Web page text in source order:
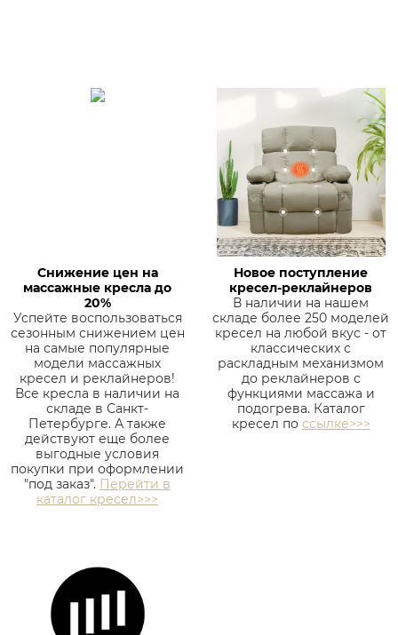
Снижение цен на
массажные кресла до
20%
Успейте воспользоваться
сезонным снижением цен
на самые популярные
модели массажных
кресел и реклайнеров!
Все кресла в наличии на
складе в Санкт-
Петербурге. А также
действуют еще более
выгодные условия
покупки при оформлении
"под заказ". Перейти в
каталог кресел>>>
Новое поступление
кресел-реклайнеров
В наличии на нашем
складе более 250 моделей
кресел на любой вкус - от
классических с
раскладным механизмом
до реклайнеров с
функциями массажа и
подогрева. Каталог
кресел по ссылке>>>